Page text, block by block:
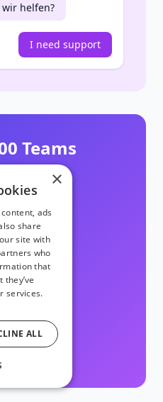
helfen?
I need support
Teams
120k+
Benutzer
106
Länder
×
ads
share
site with
who
that
services.
ALL